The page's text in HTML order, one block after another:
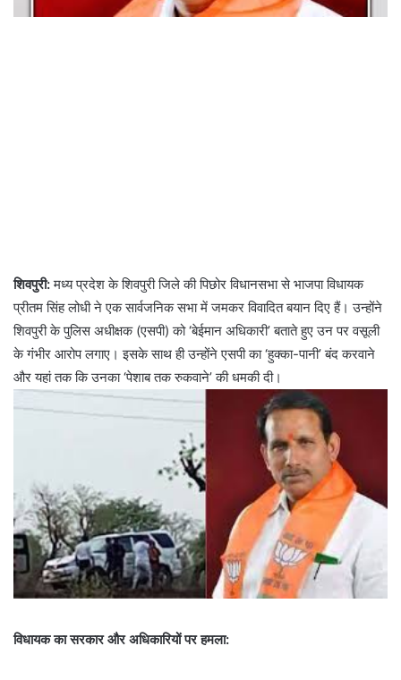
शिवपुरी:मध्य प्रदेश के शिवपुरी जिले की पिछोर विधानसभा से भाजपा विधायक
प्रीतम सिंह लोधी ने एक सार्वजनिक सभा में जमकर विवादित बयान दिए हैं। उन्होंने
शिवपुरी के पुलिस अधीक्षक (एसपी) को ‘बेईमान अधिकारी’ बताते हुए उन पर वसूली
के गंभीर आरोप लगाए। इसके साथ ही उन्होंने एसपी का ‘हुक्का-पानी’ बंद करवाने
और यहां तक कि उनका ‘पेशाब तक रुकवाने’ की धमकी दी।
विधायक का सरकार और अधिकारियों पर हमला: